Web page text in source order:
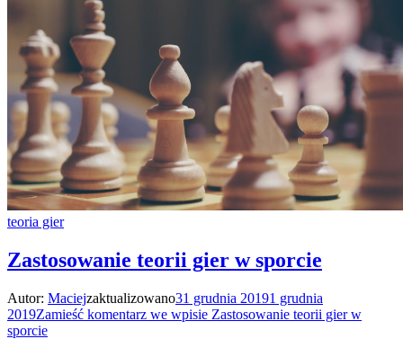
teoria gier
Zastosowanie teorii gier w sporcie
Autor: Maciejzaktualizowano31 grudnia 20191 grudnia
2019Zamieść komentarz we wpisie Zastosowanie teorii gier w
sporcie